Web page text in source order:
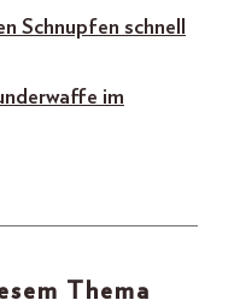
Schnupfen schnell
im
Thema